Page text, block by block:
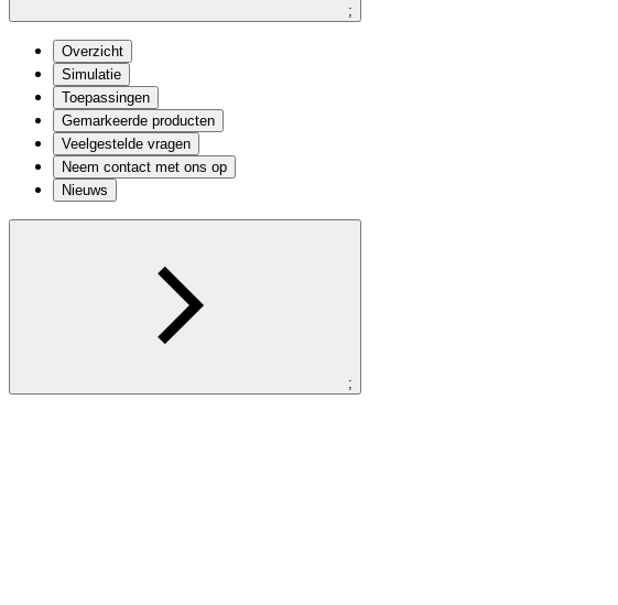
;
Overzicht
Simulatie
Toepassingen
Gemarkeerde producten
Veelgestelde vragen
Neem contact met ons op
Nieuws
;